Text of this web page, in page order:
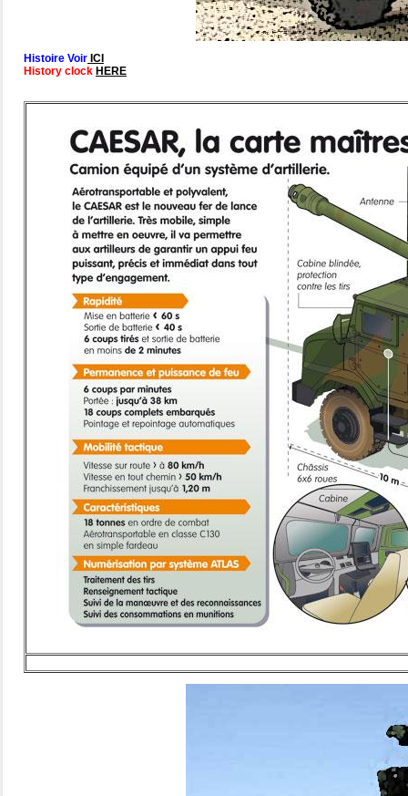
Histoire Voir ICI
History clock HERE